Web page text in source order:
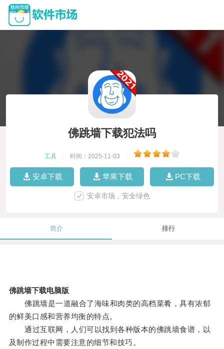
佛跳墙下载犯法吗
工具 时间：2025-11-03
安卓下载 苹果下载 PC下载
安卓市场，安全绿色
简介 排行
佛跳墙下载电脑版
佛跳墙是一道融合了海味和肉类的高档菜肴，具有浓郁
的鲜美口感和营养均衡的特点。
通过互联网，人们可以找到各种版本的佛跳墙食谱，以
及制作过程中需要注意的细节和技巧。